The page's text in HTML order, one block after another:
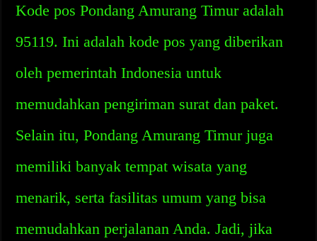
Kode pos Pondang Amurang Timur adalah
95119. Ini adalah kode pos yang diberikan
oleh pemerintah Indonesia untuk
memudahkan pengiriman surat dan paket.
Selain itu, Pondang Amurang Timur juga
memiliki banyak tempat wisata yang
menarik, serta fasilitas umum yang bisa
memudahkan perjalanan Anda. Jadi, jika